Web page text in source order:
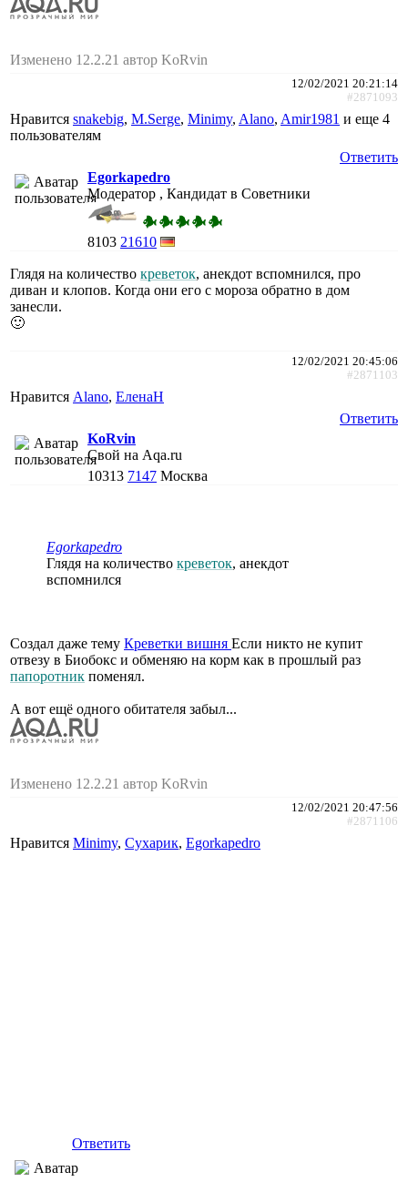
Изменено 12.2.21 автор KoRvin
12/02/2021 20:21:14
#2871093
Нравится snakebig, M.Serge, Minimy, Alano, Amir1981 и еще 4
пользователям
Ответить
Egorkapedro
Модератор , Кандидат в Советники
8103 21610
Глядя на количество креветок, анекдот вспомнился, про
диван и клопов. Когда они его с мороза обратно в дом
занесли.
🙂
12/02/2021 20:45:06
#2871103
Нравится Alano, ЕленаН
Ответить
KoRvin
Свой на Aqa.ru
10313 7147 Москва
Egorkapedro
Глядя на количество креветок, анекдот
вспомнился
Создал даже тему Креветки вишня Если никто не купит
отвезу в Биобокс и обменяю на корм как в прошлый раз
папоротник поменял.
А вот ещё одного обитателя забыл...
Изменено 12.2.21 автор KoRvin
12/02/2021 20:47:56
#2871106
Нравится Minimy, Сухарик, Egorkapedro
Ответить